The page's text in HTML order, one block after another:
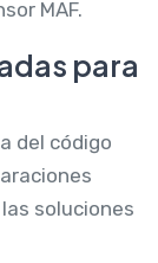
MAF.
para
del código
soluciones